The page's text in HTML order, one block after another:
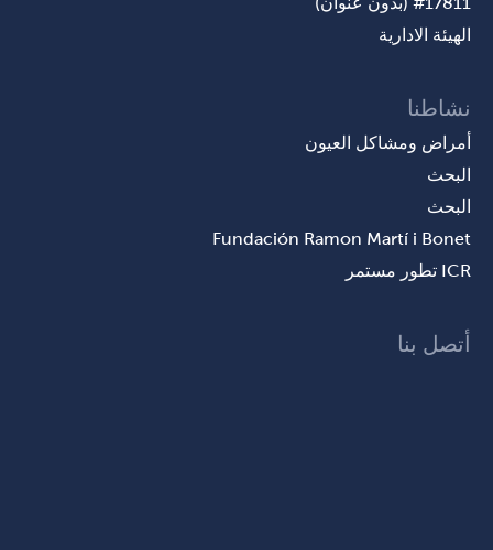
الهيئة الادارية
نشاطنا
أمراض ومشاكل العيون
البحث
البحث
Fundación Ramon Martí i Bonet
ICR تطور مستمر
أتصل بنا